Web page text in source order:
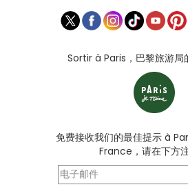
Sortir à Paris，巴黎旅游局
免费接收我们的最佳提示 à
France，请在下方